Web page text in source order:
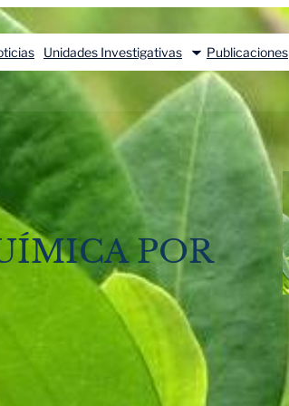
Unidades Investigativas Publicaciones
POR